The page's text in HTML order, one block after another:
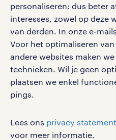
personaliseren: dus beter
interesses, zowel op deze
van derden. In onze e-
Voor het optimaliseren
andere websites maken
technieken. Wil je geen
plaatsen we enkel
pings.
Lees ons privacy statement
voor meer informatie.
social media
Volg ons voor de leukste
vacatures, solliciteren en
werken bij randstad
privacystatement